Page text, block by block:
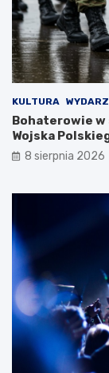
KULTURA
Bohaterowie w
Wojska
8 sierpnia 2026